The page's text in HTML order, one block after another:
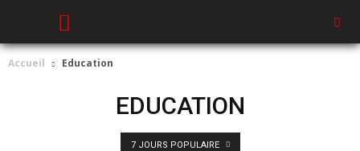
Accueil Education
EDUCATION
7 JOURS POPULAIRE